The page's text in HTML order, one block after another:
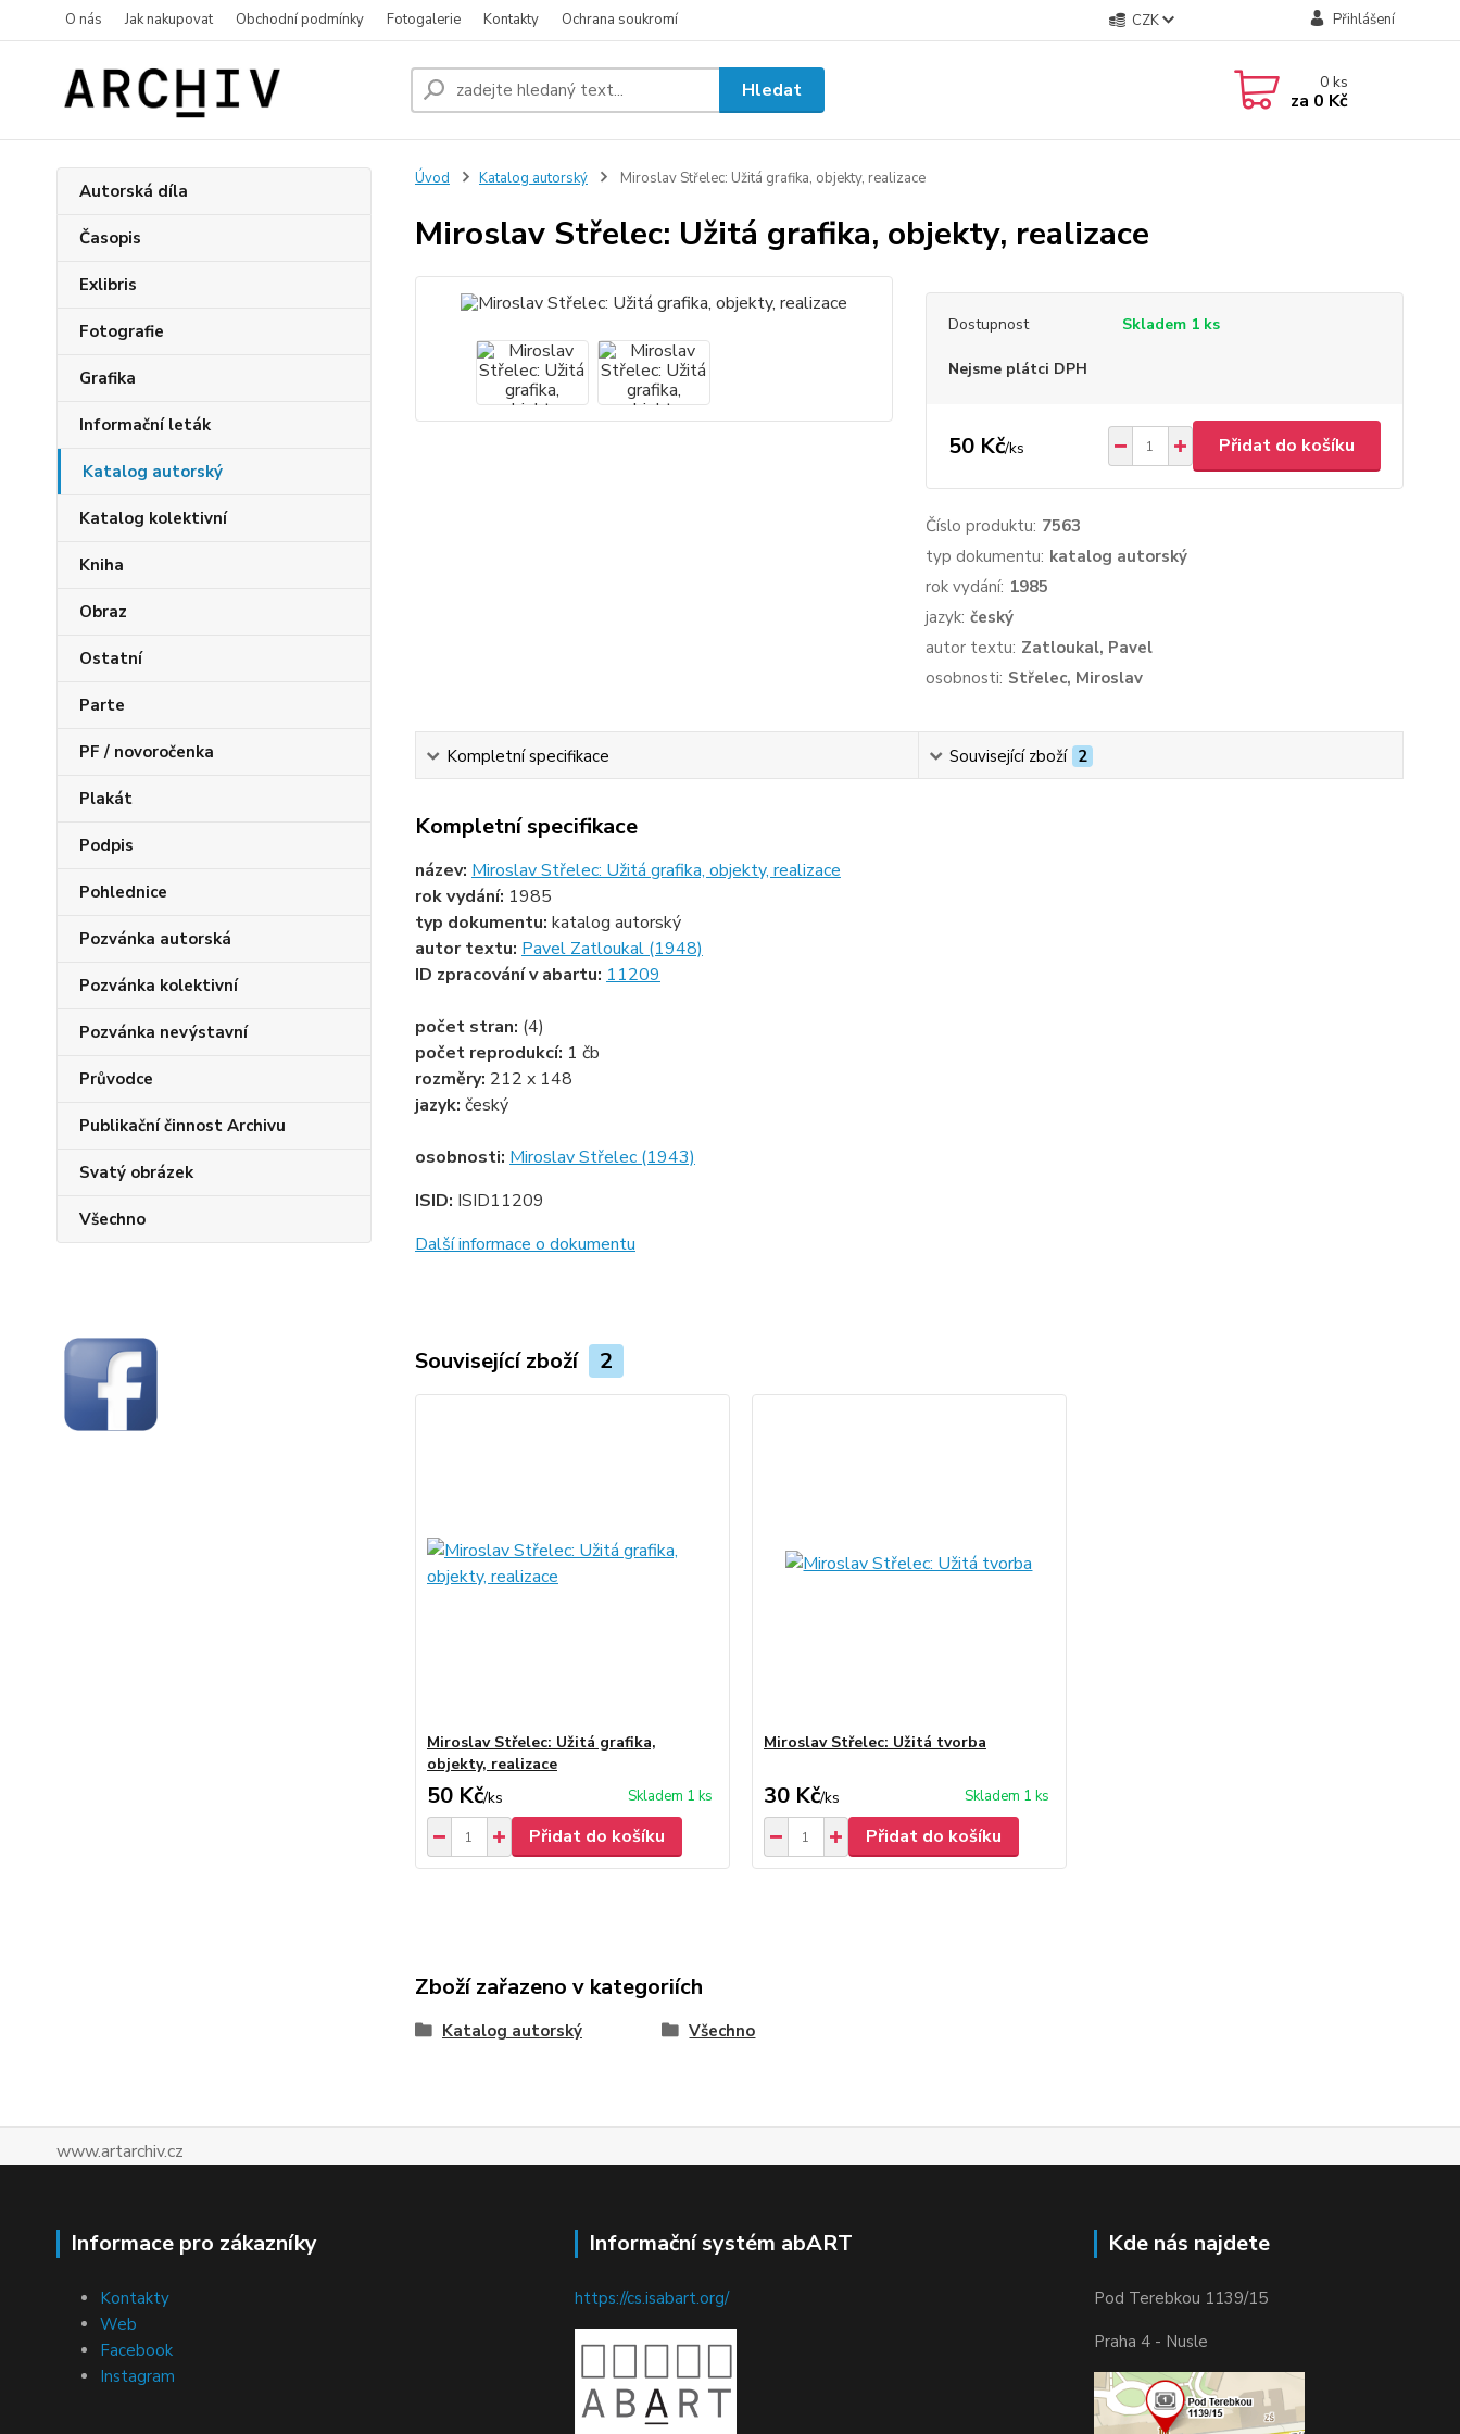
O nás Jak nakupovat Obchodní podmínky Fotogalerie Kontakty Ochrana soukromí CZK Přihlášení
Hledat 0ks
za 0 Kč
Autorská díla
Časopis
Exlibris
Fotografie
Grafika
Informační leták
Katalog autorský
Katalog kolektivní
Kniha
Obraz
Ostatní
Parte
PF / novoročenka
Plakát
Podpis
Pohlednice
Pozvánka autorská
Pozvánka kolektivní
Pozvánka nevýstavní
Průvodce
Publikační činnost Archivu
Svatý obrázek
Všechno
Úvod Katalog autorský Miroslav Střelec: Užitá grafika, objekty, realizace
Miroslav Střelec: Užitá grafika, objekty, realizace
Dostupnost Skladem 1 ks
Nejsme plátci DPH
50 Kč/ks Přidat do košíku
Číslo produktu: 7563
typ dokumentu: katalog autorský
rok vydání: 1985
jazyk: český
autor textu: Zatloukal, Pavel
osobnosti: Střelec, Miroslav
Kompletní specifikace Související zboží 2
Kompletní specifikace
název: Miroslav Střelec: Užitá grafika, objekty, realizace
rok vydání: 1985
typ dokumentu: katalog autorský
autor textu: Pavel Zatloukal (1948)
ID zpracování v abartu: 11209
počet stran: (4)
počet reprodukcí: 1 čb
rozměry: 212 x 148
jazyk: český
osobnosti: Miroslav Střelec (1943)
ISID: ISID11209
Další informace o dokumentu
Související zboží 2
Miroslav Střelec: Užitá grafika,
objekty, realizace
50 Kč/ks Skladem 1 ks
Přidat do košíku
Miroslav Střelec: Užitá tvorba
30 Kč/ks Skladem 1 ks
Přidat do košíku
Zboží zařazeno v kategoriích
Katalog autorský Všechno
www.artarchiv.cz
Informace pro zákazníky
Kontakty
Web
Facebook
Instagram
Informační systém abART
https://cs.isabart.org/
Kde nás najdete
Pod Terebkou 1139/15
Praha 4 - Nusle